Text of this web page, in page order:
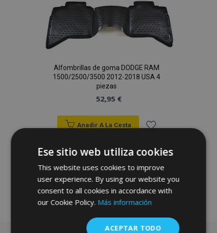
Alfombrillas de goma DODGE RAM
1500/2500/3500 2012-2018 USA 4
piezas
52,95 €
Anadir A La Cesta
Lista
de
Deseos
Ese sitio web utiliza cookies
This website uses cookies to improve
user experience. By using our website you
consent to all cookies in accordance with
our Cookie Policy. Más información
ACEPTAR TODO